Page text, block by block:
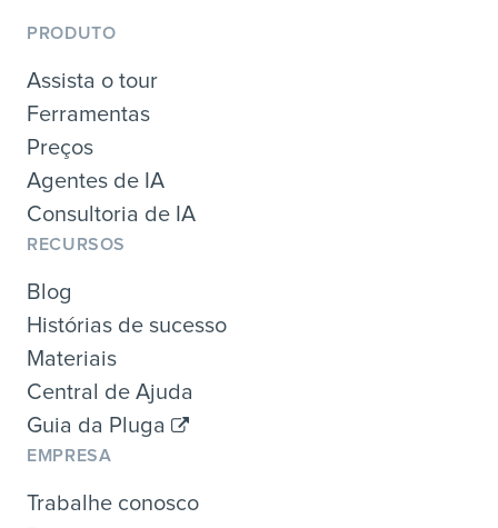
PRODUTO
Assista o tour
Ferramentas
Preços
Agentes de IA
Consultoria de IA
RECURSOS
Blog
Histórias de sucesso
Materiais
Central de Ajuda
Guia da Pluga
EMPRESA
Trabalhe conosco